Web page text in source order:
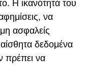
Η ικανότητά του
να
ασφαλείς
δεδομένα
πρέπει να